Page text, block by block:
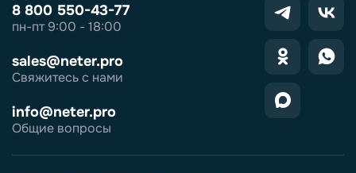
8 800 550-43-77
пн-пт 9:00 - 18:00
sales@neter.pro
Свяжитесь с нами
info@neter.pro
Общие вопросы